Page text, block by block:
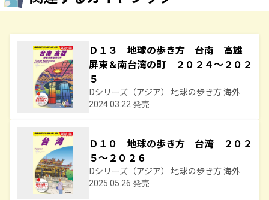
Ｄ１３ 地球の歩き方 台南 高雄
屏東＆南台湾の町 ２０２４～２０２
５
Dシリーズ（アジア） 地球の歩き方 海外
2024.03.22 発売
Ｄ１０ 地球の歩き方 台湾 ２０２
５～２０２６
Dシリーズ（アジア） 地球の歩き方 海外
2025.05.26 発売